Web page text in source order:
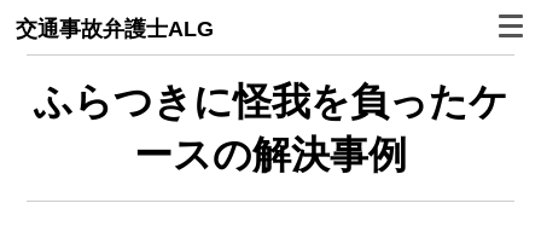
交通事故弁護士ALG
ふらつきに怪我を負ったケ
ースの解決事例